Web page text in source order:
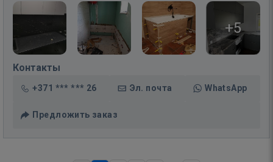
+5
Контакты
+371 *** *** 26 Эл. почта WhatsApp
Предложить заказ